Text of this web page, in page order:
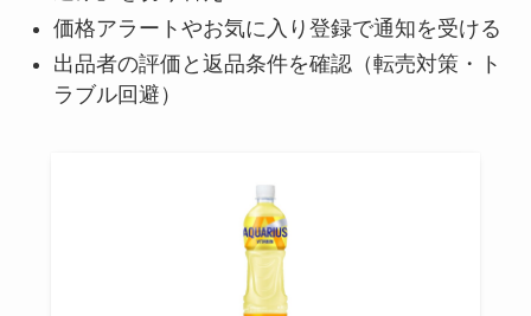
価格アラートやお気に入り登録で通知を受ける
出品者の評価と返品条件を確認（転売対策・ト
ラブル回避）